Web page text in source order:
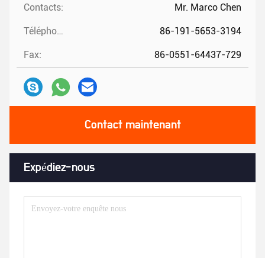
Contacts: Mr. Marco Chen
Téléphone: 86-191-5653-3194
Fax: 86-0551-64437-729
Contact maintenant
Expédiez-nous